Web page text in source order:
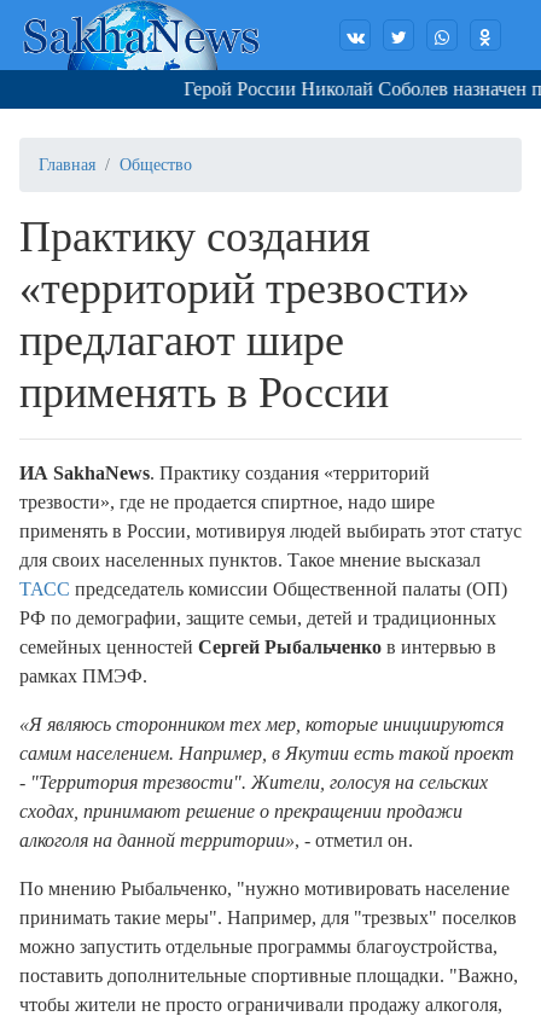
Герой России Николай Соболев назначен
Главная Общество
Практику создания
«территорий трезвости»
предлагают шире
применять в России
ИА SakhaNews. Практику создания «территорий
трезвости», где не продается спиртное, надо шире
применять в России, мотивируя людей выбирать этот статус
для своих населенных пунктов. Такое мнение высказал
ТАСС председатель комиссии Общественной палаты (ОП)
РФ по демографии, защите семьи, детей и традиционных
семейных ценностей Сергей Рыбальченко в интервью в
рамках ПМЭФ.
«Я являюсь сторонником тех мер, которые инициируются
самим населением. Например, в Якутии есть такой проект
- "Территория трезвости". Жители, голосуя на сельских
сходах, принимают решение о прекращении продажи
алкоголя на данной территории», - отметил он.
По мнению Рыбальченко, "нужно мотивировать население
принимать такие меры". Например, для "трезвых" поселков
можно запустить отдельные программы благоустройства,
поставить дополнительные спортивные площадки. "Важно,
чтобы жители не просто ограничивали продажу алкоголя,